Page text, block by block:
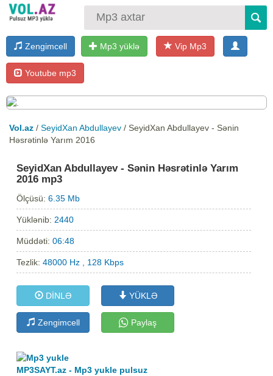
Zengimcell Mp3 yüklə Vip Mp3
Youtube mp3
Vol.az / SeyidXan Abdullayev / SeyidXan Abdullayev - Sənin
Həsrətinlə Yarım 2016
SeyidXan Abdullayev - Sənin Həsrətinlə Yarım
2016 mp3
Ölçüsü:6.35 Mb
Yüklənib: 2440
Müddəti:06:48
Tezlik:48000 Hz , 128 Kbps
DİNLƏ YÜKLƏ
Zengimcell Paylaş
MP3SAYT.az - Mp3 yukle pulsuz